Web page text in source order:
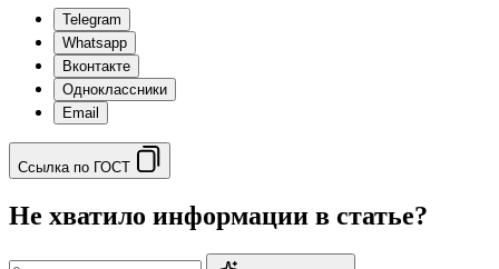
Telegram
Whatsapp
Вконтакте
Одноклассники
Email
Ссылка по ГОСТ
Не хватило информации в статье?